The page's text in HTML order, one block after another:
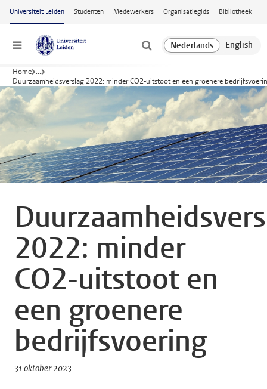
Ga naar hoofdinhoud
Universiteit Leiden Studenten Medewerkers Organisatiegids Bibliotheek
Menu
Home ...
Duurzaamheidsverslag 2022: minder CO2-uitstoot en een groenere
2022: minder
CO2-uitstoot en
een groenere
bedrijfsvoering
31 oktober 2023